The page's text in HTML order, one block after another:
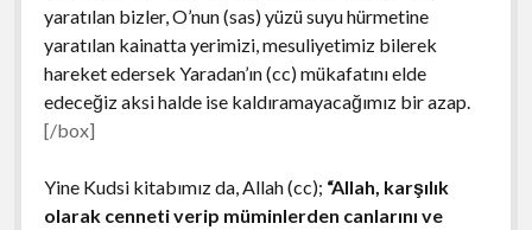
yaratılan bizler, O’nun (sas) yüzü suyu hürmetine
yaratılan kainatta yerimizi, mesuliyetimiz bilerek
hareket edersek Yaradan’ın (cc) mükafatını elde
edeceğiz aksi halde ise kaldıramayacağımız bir azap.
[/box]
Yine Kudsi kitabımız da, Allah (cc); “Allah, karşılık
olarak cenneti verip müminlerden canlarını ve